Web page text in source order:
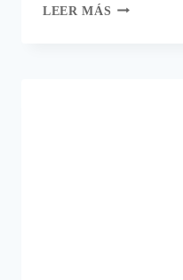
LEER MÁS POSAVASOS